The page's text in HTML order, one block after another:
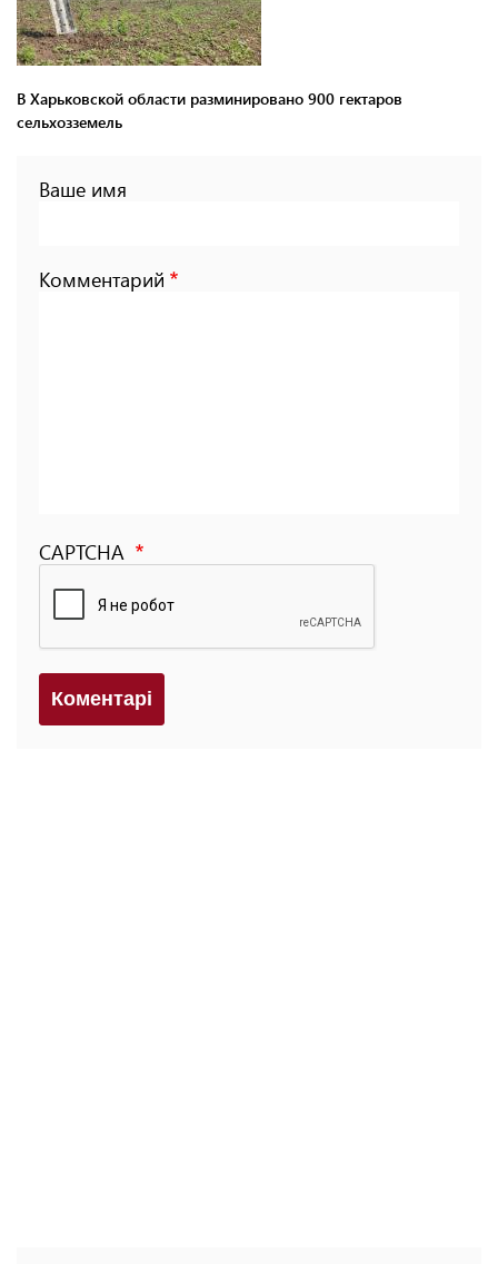
В Харьковской области разминировано 900 гектаров
сельхозземель
Ваше имя
Комментарий
CAPTCHA
Коментарi